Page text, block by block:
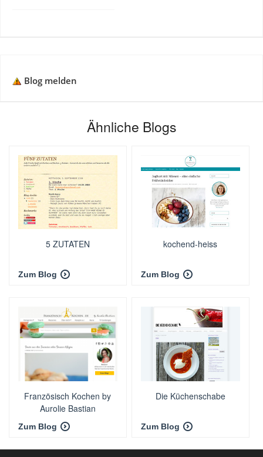
Blog melden
Ähnliche Blogs
5 ZUTATEN
Zum Blog
kochend-heiss
Zum Blog
Französisch Kochen by
Aurolie Bastian
Zum Blog
Die Küchenschabe
Zum Blog